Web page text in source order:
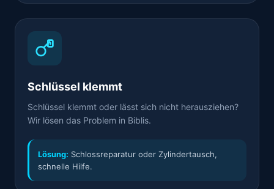
Schlüssel klemmt
Schlüssel klemmt oder lässt sich nicht herausziehen?
Wir lösen das Problem in Biblis.
Lösung: Schlossreparatur oder Zylindertausch,
schnelle Hilfe.